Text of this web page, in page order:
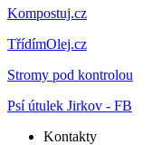
Kompostuj.cz
TřídímOlej.cz
Stromy pod kontrolou
Psí útulek Jirkov - FB
Kontakty